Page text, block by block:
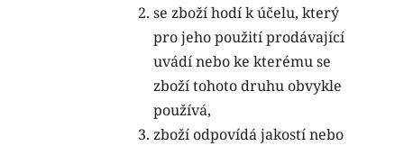
se zboží hodí k účelu, který
pro jeho použití prodávající
uvádí nebo ke kterému se
zboží tohoto druhu obvykle
používá,
zboží odpovídá jakostí nebo